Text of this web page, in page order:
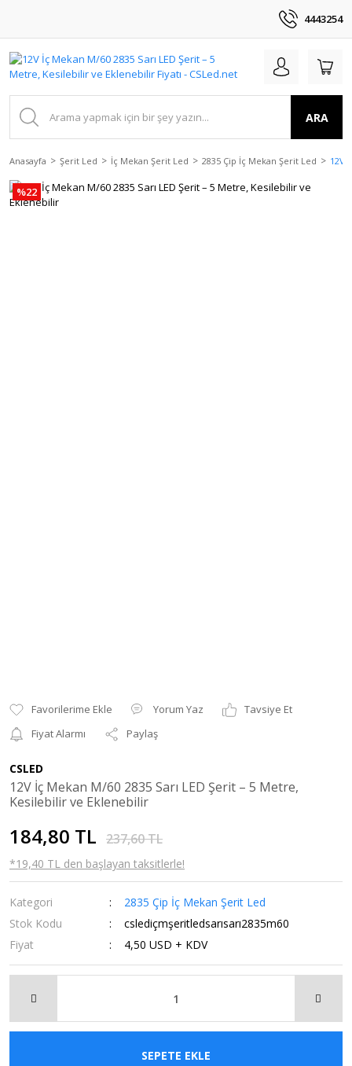
4443254
ARA
Anasayfa Şerit Led İç Mekan Şerit Led 2835 Çip İç Mekan Şerit Led 12V
%22
Yorum Yaz
Tavsiye Et
Fiyat Alarmı
Paylaş
CSLED
12V İç Mekan M/60 2835 Sarı LED Şerit – 5 Metre,
Kesilebilir ve Eklenebilir
184,80 TL 237,60 TL
*19,40 TL den başlayan taksitlerle!
Kategori
2835 Çip İç Mekan Şerit Led
Stok Kodu
cslediçmşeritledsarısarı2835m60
Fiyat
4,50 USD + KDV
SEPETE EKLE